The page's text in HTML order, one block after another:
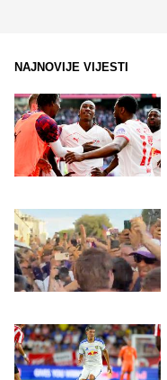
NAJNOVIJE VIJESTI